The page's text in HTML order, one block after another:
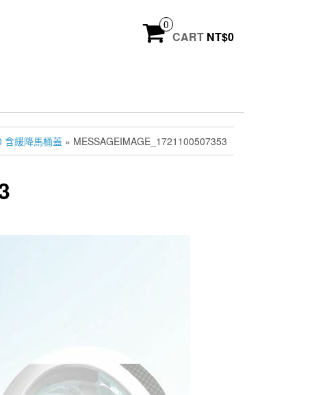
0
CART NT$0
含緩降馬桶蓋 » MESSAGEIMAGE_1721100507353